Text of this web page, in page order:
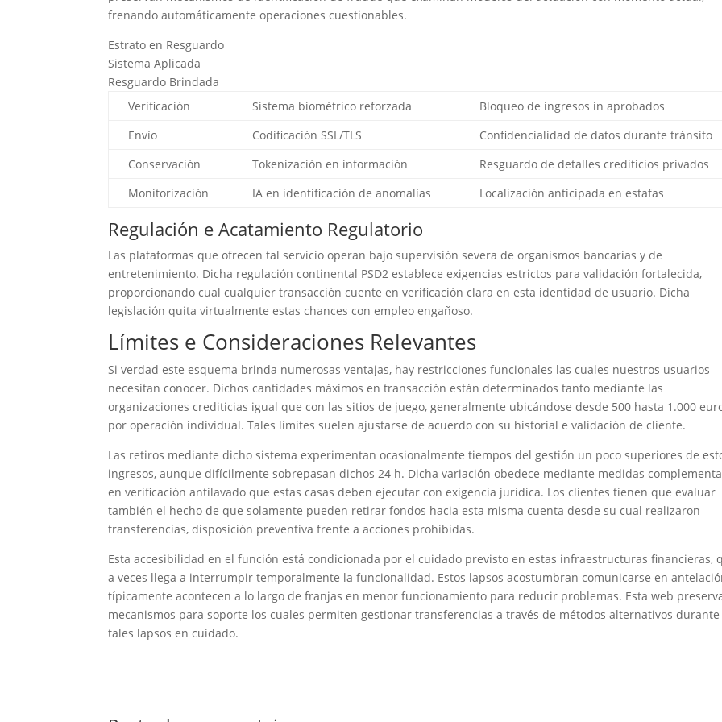
frenando automáticamente operaciones cuestionables.
Estrato en Resguardo
Sistema Aplicada
Resguardo Brindada
Verificación
Sistema biométrico reforzada
Bloqueo de ingresos in aprobados
Envío
Codificación SSL/TLS
Confidencialidad de datos durante tránsito
Conservación
Tokenización en información
Resguardo de detalles crediticios privados
Monitorización
IA en identificación de anomalías Localización anticipada en estafas
Regulación e Acatamiento Regulatorio
Las plataformas que ofrecen tal servicio operan bajo supervisión severa de organismos bancarias y de
entretenimiento. Dicha regulación continental PSD2 establece exigencias estrictos para validación fortalecida,
proporcionando cual cualquier transacción cuente en verificación clara en esta identidad de usuario. Dicha
legislación quita virtualmente estas chances con empleo engañoso.
Límites e Consideraciones Relevantes
Si verdad este esquema brinda numerosas ventajas, hay restricciones funcionales las cuales nuestros usuarios
necesitan conocer. Dichos cantidades máximos en transacción están determinados tanto mediante las
organizaciones crediticias igual que con las sitios de juego, generalmente ubicándose desde 500 hasta 1.000
por operación individual. Tales límites suelen ajustarse de acuerdo con su historial e validación de cliente.
Las retiros mediante dicho sistema experimentan ocasionalmente tiempos del gestión un poco superiores de
ingresos, aunque difícilmente sobrepasan dichos 24 h. Dicha variación obedece mediante medidas
en verificación antilavado que estas casas deben ejecutar con exigencia jurídica. Los clientes tienen que evaluar
también el hecho de que solamente pueden retirar fondos hacia esta misma cuenta desde su cual realizaron
transferencias, disposición preventiva frente a acciones prohibidas.
Esta accesibilidad en el función está condicionada por el cuidado previsto en estas infraestructuras financieras,
a veces llega a interrumpir temporalmente la funcionalidad. Estos lapsos acostumbran comunicarse en
típicamente acontecen a lo largo de franjas en menor funcionamiento para reducir problemas. Esta web
mecanismos para soporte los cuales permiten gestionar transferencias a través de métodos alternativos durante
tales lapsos en cuidado.